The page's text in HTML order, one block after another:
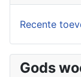
Recente
Gods